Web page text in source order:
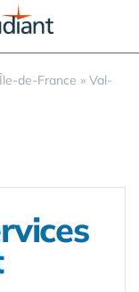
Île-de-France » Val-